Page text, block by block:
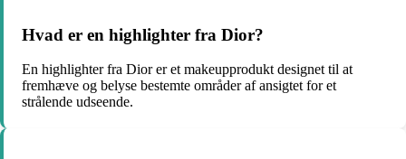
Hvad er en highlighter fra Dior?
En highlighter fra Dior er et makeupprodukt designet til at
fremhæve og belyse bestemte områder af ansigtet for et
strålende udseende.